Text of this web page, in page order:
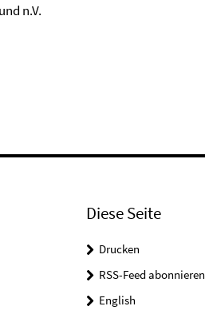
n.V.
Diese Seite
Drucken
RSS-Feed abonnieren
English